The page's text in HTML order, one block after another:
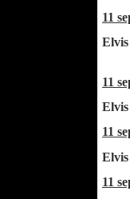
11
11
11
11